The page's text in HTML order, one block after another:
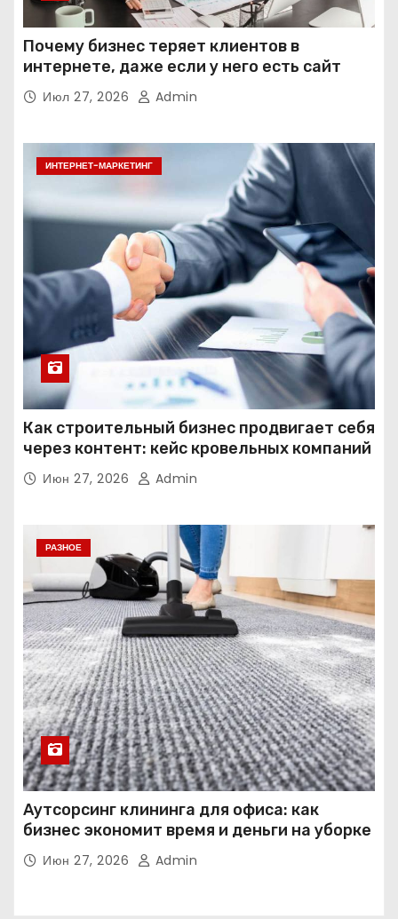
Почему бизнес теряет клиентов в
интернете, даже если у него есть сайт
Июл 27, 2026 Admin
ИНТЕРНЕТ-МАРКЕТИНГ
Как строительный бизнес продвигает себя
через контент: кейс кровельных компаний
Июн 27, 2026 Admin
РАЗНОЕ
Аутсорсинг клининга для офиса: как
бизнес экономит время и деньги на уборке
Июн 27, 2026 Admin